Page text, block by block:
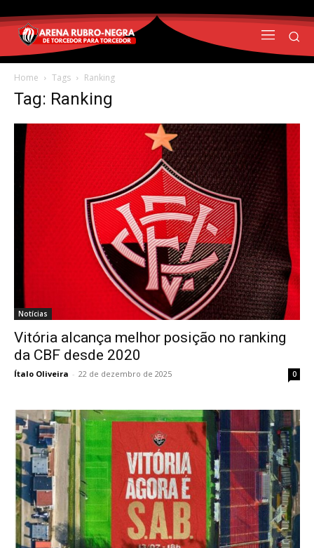
Home Tags Ranking
Tag: Ranking
Notícias
Vitória alcança melhor posição no ranking
da CBF desde 2020
Ítalo Oliveira - 22 de dezembro de 2025 0